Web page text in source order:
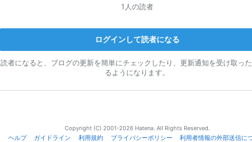
1人の読者
ログインして読者になる
読者になると、ブログの更新を簡単にチェックしたり、更新通知を受け取っ
るようになります。
Copyright (C) 2001-2026 Hatena. All Rights Reserved.
ヘルプ
ガイドライン 利用規約 プライバシーポリシー 利用者情報の外部送信に